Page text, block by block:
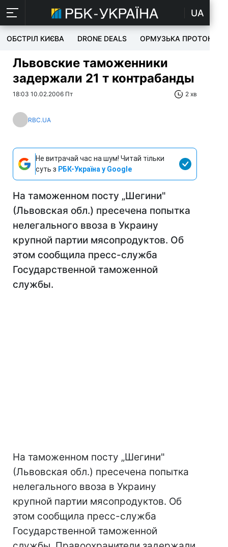
UA
ОБСТРІЛ КИЄВА DRONE DEALS ОРМУЗЬКА ПРОТОКА
Львовские таможенники
задержали 21 т контрабанды
18:03 10.02.2006 Пт 2 хв
RBC.UA
Не витрачай час на шум! Читай тільки
суть з РБК-Україна у Google
На таможенном посту „Шегини"
(Львовская обл.) пресечена попытка
нелегального ввоза в Украину
крупной партии мясопродуктов. Об
этом сообщила пресс-служба
Государственной таможенной
службы.
На таможенном посту „Шегини"
(Львовская обл.) пресечена попытка
нелегального ввоза в Украину
крупной партии мясопродуктов. Об
этом сообщила пресс-служба
Государственной таможенной